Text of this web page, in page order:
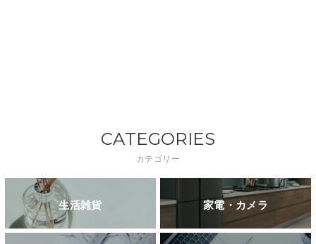
CATEGORIES
カテゴリー
生活雑貨 家電・カメラ